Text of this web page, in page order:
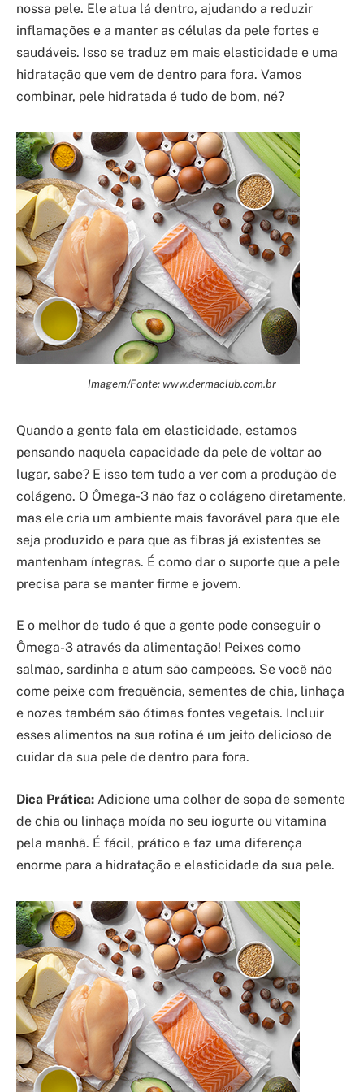
nossa pele. Ele atua lá dentro, ajudando a reduzir
inflamações e a manter as células da pele fortes e
saudáveis. Isso se traduz em mais elasticidade e uma
hidratação que vem de dentro para fora. Vamos
combinar, pele hidratada é tudo de bom, né?
Imagem/Fonte: www.dermaclub.com.br
Quando a gente fala em elasticidade, estamos
pensando naquela capacidade da pele de voltar ao
lugar, sabe? E isso tem tudo a ver com a produção de
colágeno. O Ômega-3 não faz o colágeno diretamente,
mas ele cria um ambiente mais favorável para que ele
seja produzido e para que as fibras já existentes se
mantenham íntegras. É como dar o suporte que a pele
precisa para se manter firme e jovem.
E o melhor de tudo é que a gente pode conseguir o
Ômega-3 através da alimentação! Peixes como
salmão, sardinha e atum são campeões. Se você não
come peixe com frequência, sementes de chia, linhaça
e nozes também são ótimas fontes vegetais. Incluir
esses alimentos na sua rotina é um jeito delicioso de
cuidar da sua pele de dentro para fora.
Dica Prática: Adicione uma colher de sopa de semente
de chia ou linhaça moída no seu iogurte ou vitamina
pela manhã. É fácil, prático e faz uma diferença
enorme para a hidratação e elasticidade da sua pele.